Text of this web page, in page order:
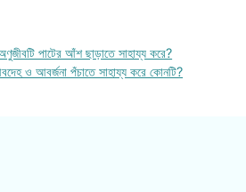
পাটের আঁশ ছাড়াতে সাহায্য করে?
ও আবর্জনা পঁচাতে সাহায্য করে কোনটি?